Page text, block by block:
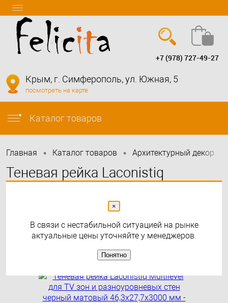
info@felicita-crimea.ru
+7 (978) 727-49-27
Крым, г. Симферополь, ул. Южная, 5
посмотреть на карте
Каталог товаров
Главная • Каталог товаров • Архитектурный декор
Теневая рейка Laconistiq
разноуровневых стен черный
матовый 46,3х27,7х3000 мм
×
В связи с нестабильной ситуацией на рынке
актуальные цены уточняйте у менеджеров.
Понятно